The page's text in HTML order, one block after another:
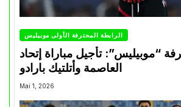
الرابطة المحترفة الأولى موبيليس
“موبيليس”: تأجيل مباراة إتحاد
العاصمة وأتلتيك بارادو
Mai 1, 2026